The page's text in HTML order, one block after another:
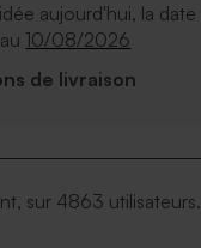
aujourd'hui, la date
10/08/2026
de livraison
sur 4863 utilisateurs.